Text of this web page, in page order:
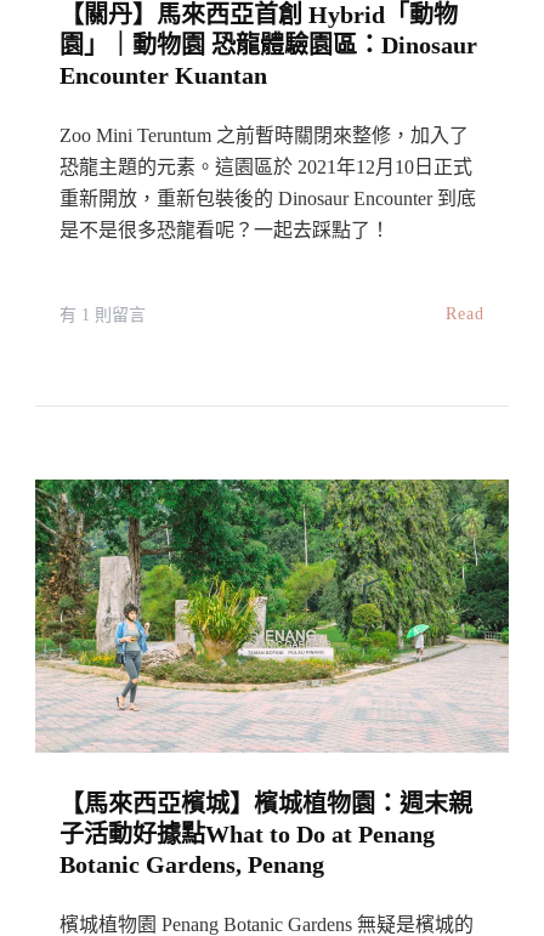
通、
開
放
間
＋
景
一
搞
懂
272
彩
虹
階
＆
洞
穴
群
【關丹】馬來西亞首創 Hybrid「動物
園」｜動物園 恐龍體驗園區：Dinosaur
Encounter Kuantan
Zoo Mini Teruntum 之前暫時關閉來整修，加入了
恐龍主題的元素。這園區於 2021年12月10日正式
重新開放，重新包裝後的 Dinosaur Encounter 到底
是不是很多恐龍看呢？一起去踩點了！
在
西
亞
首
創
Hybrid「動
物
園」
｜
園
恐
龍
有 1 則留言 Read
【馬來西亞檳城】檳城植物園：週末親
子活動好據點What to Do at Penang
Botanic Gardens, Penang
檳城植物園 Penang Botanic Gardens 無疑是檳城的